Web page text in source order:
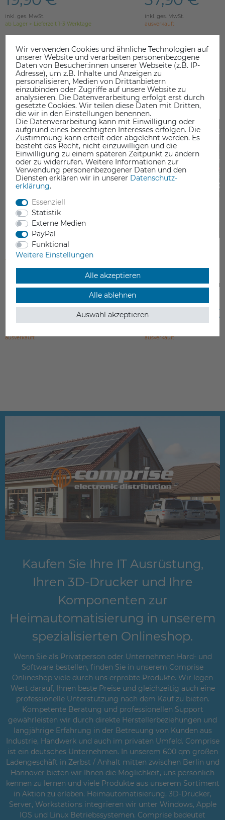
inkl. ges. MwSt.
ab Lager > Lieferzeit 1-3 Werktage
inkl. ges. MwSt.
ausverkauft
DAS KÖNNTE SIE AUCH INTERESSIEREN
Raise3D Pro2 PLUS 3D Drucker
4.759,00 €
ausverkauft
Raise3D Pro2 3D
3.539,00 €
ausverkauft
Kaufen Sie Ihre IT Ausrüstung,
Ihren 3D-Drucker und Ihre
Komponenten zur
Heimautomatisierung in unserem
spezialisierten Onlineshop.
Wenn Sie als Privatperson oder Unternehmen Hard- und
Software bestellen, finden Sie in unserem Comprise
Onlineshop viele durch uns erprobte Produkte. Wir legen
Wert darauf, Ihnen beste Preise und gleichzeitig auch eine
professionelle Unterstützung nach dem Kauf zu bieten.
Kompetente Beratung und professionellen Support
gewährleisten wir durch direkte Herstellerbeziehungen und
langjährige Erfahrung in der Betreuung von Kunden aus
Industrie, Handwerk und auch im privaten Umfeld. Comprise
ist ein deutsches Unternehmen. In unserem 600 qm großen
Ladengeschäft in Zerbst / Anhalt mitten zwischen Berlin und
Hannover bieten wir Ihnen die Möglichkeit, uns persönlich
kennen zu lernen und viele Produkte aus unserem Sortiment
in Aktion zu erleben. Heimautomatisierung, 3D-Drucker,
Server, Workstations integrieren wir unter Windows, Apple
IOS und Linux Betriebssystemen. Comprise bedeutet
Wir verwenden Cookies und ähnliche Technologien auf
unserer Website und verarbeiten personenbezogene
Daten von Besucher:innen unserer Webseite (z.B. IP-
Adresse), um z.B. Inhalte und Anzeigen zu
personalisieren, Medien von Drittanbietern
einzubinden oder Zugriffe auf unsere Website zu
analysieren. Die Datenverarbeitung erfolgt erst durch
gesetzte Cookies. Wir teilen diese Daten mit Dritten,
die wir in den Einstellungen benennen.
Die Datenverarbeitung kann mit Einwilligung oder
aufgrund eines berechtigten Interesses erfolgen. Die
Zustimmung kann erteilt oder abgelehnt werden. Es
besteht das Recht, nicht einzuwilligen und die
Einwilligung zu einem späteren Zeitpunkt zu ändern
oder zu widerrufen. Weitere Informationen zur
Verwendung personenbezogener Daten und den
Diensten erklären wir in unserer Daten­schutz­
erklärung.
Essenziell
Statistik
Externe Medien
PayPal
Funktional
Weitere Einstellungen
Alle akzeptieren
Alle ablehnen
Auswahl akzeptieren